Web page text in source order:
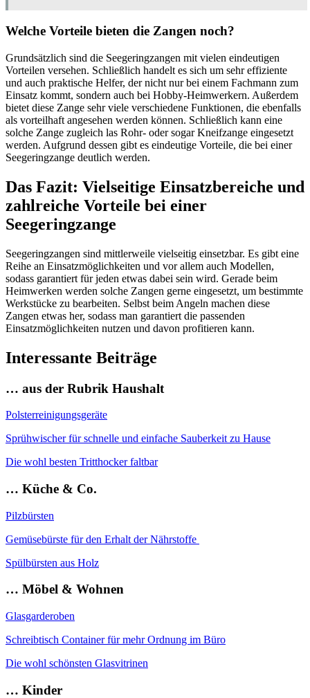
Welche Vorteile bieten die Zangen noch?
Grundsätzlich sind die Seegeringzangen mit vielen eindeutigen
Vorteilen versehen. Schließlich handelt es sich um sehr effiziente
und auch praktische Helfer, der nicht nur bei einem Fachmann zum
Einsatz kommt, sondern auch bei Hobby-Heimwerkern. Außerdem
bietet diese Zange sehr viele verschiedene Funktionen, die ebenfalls
als vorteilhaft angesehen werden können. Schließlich kann eine
solche Zange zugleich las Rohr- oder sogar Kneifzange eingesetzt
werden. Aufgrund dessen gibt es eindeutige Vorteile, die bei einer
Seegeringzange deutlich werden.
Das Fazit: Vielseitige Einsatzbereiche und
zahlreiche Vorteile bei einer
Seegeringzange
Seegeringzangen sind mittlerweile vielseitig einsetzbar. Es gibt eine
Reihe an Einsatzmöglichkeiten und vor allem auch Modellen,
sodass garantiert für jeden etwas dabei sein wird. Gerade beim
Heimwerken werden solche Zangen gerne eingesetzt, um bestimmte
Werkstücke zu bearbeiten. Selbst beim Angeln machen diese
Zangen etwas her, sodass man garantiert die passenden
Einsatzmöglichkeiten nutzen und davon profitieren kann.
Interessante Beiträge
… aus der Rubrik Haushalt
Polsterreinigungsgeräte
Sprühwischer für schnelle und einfache Sauberkeit zu Hause
Die wohl besten Tritthocker faltbar
… Küche & Co.
Pilzbürsten
Gemüsebürste für den Erhalt der Nährstoffe
Spülbürsten aus Holz
… Möbel & Wohnen
Glasgarderoben
Schreibtisch Container für mehr Ordnung im Büro
Die wohl schönsten Glasvitrinen
… Kinder